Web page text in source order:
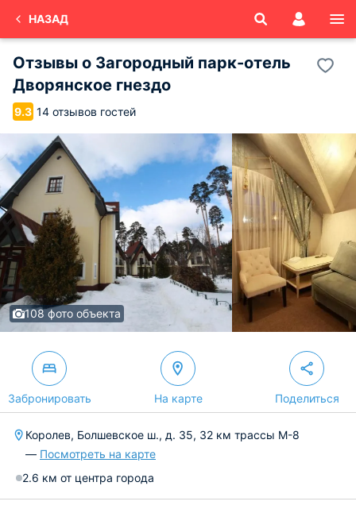
НАЗАД
Отзывы о Загородный парк-отель
Дворянское гнездо
9.3 14 отзывов гостей
108 фото объекта
Забронировать На карте Поделиться
Королев, Болшевское ш., д. 35, 32 км трассы М-8
— Посмотреть на карте
2.6 км от центра города